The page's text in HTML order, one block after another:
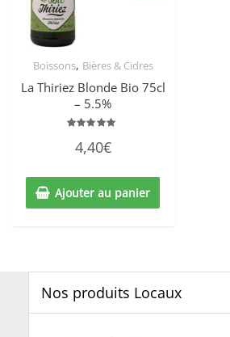
Boissons, Bières & Cidres
La Thiriez Blonde Bio 75cl
– 5.5%
5.00
sur 5
4,40€
Ajouter au panier
Nos produits Locaux